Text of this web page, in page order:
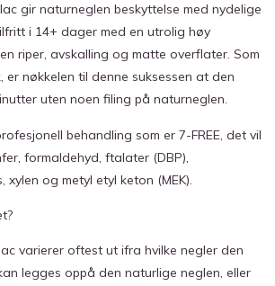
gir naturneglen beskyttelse med nydelige
i 14+ dager med en utrolig høy
riper, avskalling og matte overflater. Som
er nøkkelen til denne suksessen at den
uten noen filing på naturneglen.
behandling som er 7-FREE, det vil
formaldehyd, ftalater (DBP),
xylen og metyl etyl keton (MEK).
varierer oftest ut ifra hvilke negler den
legges oppå den naturlige neglen, eller